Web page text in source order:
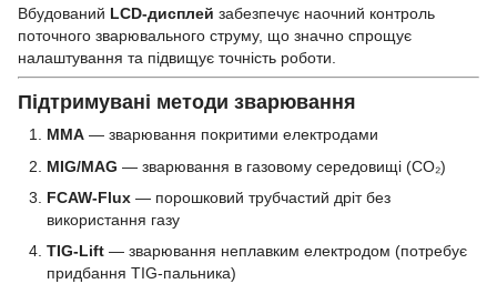
Вбудований LCD-дисплей забезпечує наочний контроль
поточного зварювального струму, що значно спрощує
налаштування та підвищує точність роботи.
Підтримувані методи зварювання
MMA — зварювання покритими електродами
MIG/MAG — зварювання в газовому середовищі (CO₂)
FCAW-Flux — порошковий трубчастий дріт без
використання газу
TIG-Lift — зварювання неплавким електродом (потребує
придбання TIG-пальника)